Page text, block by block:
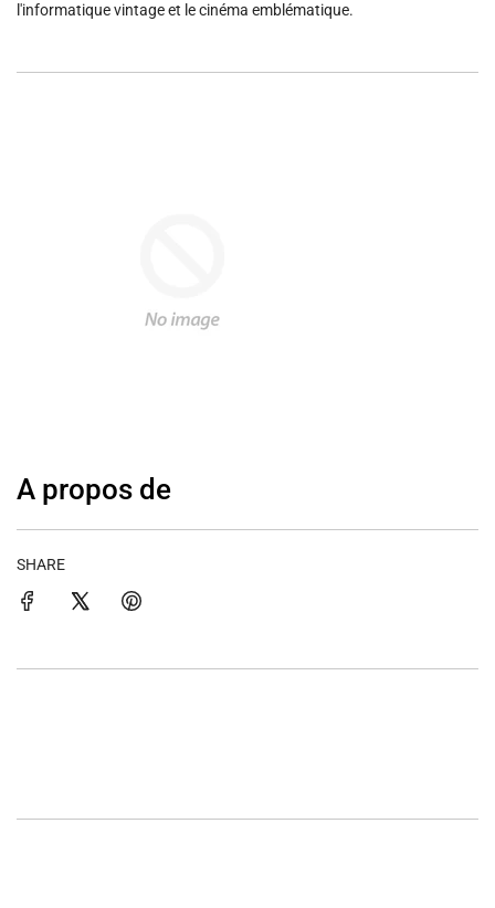
l'informatique vintage et le cinéma emblématique.
A propos de
SHARE